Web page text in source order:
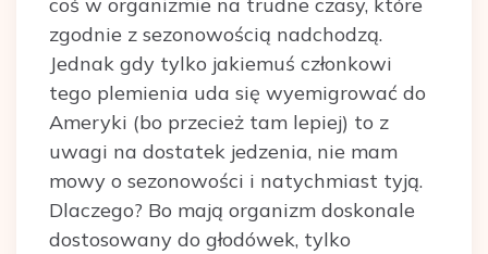
zgodnie z sezonowością nadchodzą.
Jednak gdy tylko jakiemuś członkowi
tego plemienia uda się wyemigrować do
Ameryki (bo przecież tam lepiej) to z
uwagi na dostatek jedzenia, nie mam
mowy o sezonowości i natychmiast tyją.
Dlaczego? Bo mają organizm doskonale
dostosowany do głodówek, tylko